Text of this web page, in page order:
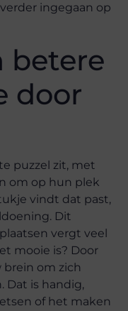
ingegaan op
betere
door
puzzel zit, met
om op hun plek
vindt dat past,
Dit
vergt veel
mooie is? Door
brein om zich
Dat is handig,
of het maken